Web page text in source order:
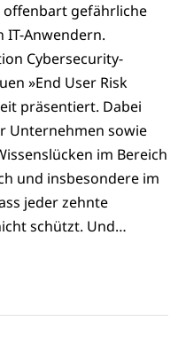
offenbart gefährliche
IT-Anwendern.
Cybersecurity-
»End User Risk
präsentiert. Dabei
Unternehmen sowie
im Bereich
und insbesondere im
jeder zehnte
schützt. Und…